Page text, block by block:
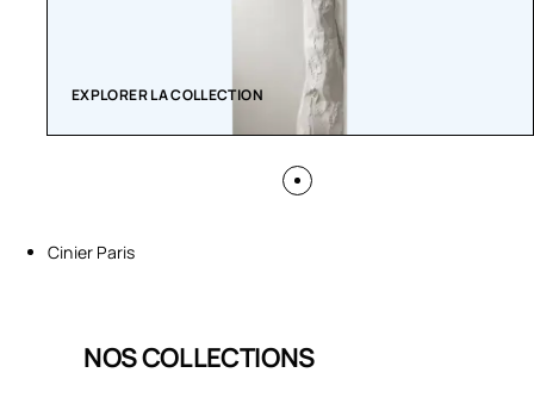
EXPLORER LA COLLECTION
Cinier Paris
NOS COLLECTIONS